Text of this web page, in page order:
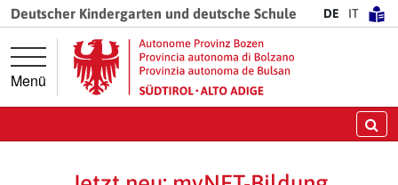
Springe direkt zur Hauptnavigation
Springe direkt zum Inhalt
Deutscher Kindergarten und deutsche Schule DE IT
Menü